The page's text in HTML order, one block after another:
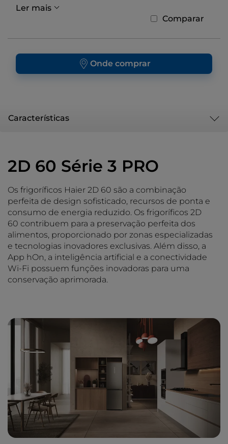
Ler mais
Comparar
Onde comprar
Características
2D 60 Série 3 PRO
Os frigoríficos Haier 2D 60 são a combinação
perfeita de design sofisticado, recursos de ponta e
consumo de energia reduzido. Os frigoríficos 2D
60 contribuem para a preservação perfeita dos
alimentos, proporcionado por zonas especializadas
e tecnologias inovadores exclusivas. Além disso, a
App hOn, a inteligência artificial e a conectividade
Wi-Fi possuem funções inovadoras para uma
conservação aprimorada.